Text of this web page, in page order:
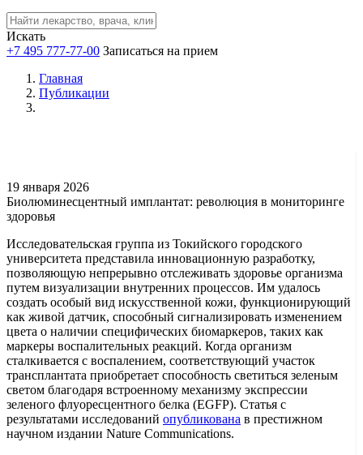
Искать
+7 495 777-77-00 Записаться на прием
Главная
Публикации
19 января 2026
Биолюминесцентный имплантат: революция в мониторинге
здоровья
Исследовательская группа из Токийского городского
университета представила инновационную разработку,
позволяющую непрерывно отслеживать здоровье организма
путем визуализации внутренних процессов. Им удалось
создать особый вид искусственной кожи, функционирующий
как живой датчик, способный сигнализировать изменением
цвета о наличии специфических биомаркеров, таких как
маркеры воспалительных реакций. Когда организм
сталкивается с воспалением, соответствующий участок
трансплантата приобретает способность светиться зеленым
светом благодаря встроенному механизму экспрессии
зеленого флуоресцентного белка (EGFP). Статья с
результатами исследований опубликована в престижном
научном издании Nature Communications.